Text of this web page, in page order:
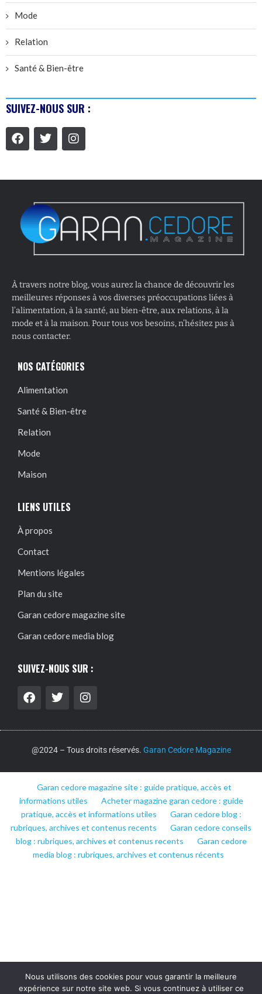
Mode
Relation
Santé & Bien-être
SUIVEZ-NOUS SUR :
À travers notre blog, vous aurez la chance de découvrir les
meilleures réponses à vos diverses préoccupations liées à
l’alimentation, à la santé, au bien-être, aux relations, à la
mode et à la maison. Pour tous vos besoins, n’hésitez pas à
nous contacter.
NOS CATÉGORIES
Alimentation
Santé & Bien-être
Relation
Mode
Maison
LIENS UTILES
À propos
Contact
Mentions légales
Plan du site
Garan cedore magazine site
Garan cedore media blog
SUIVEZ-NOUS SUR :
@2024 – Tous droits réservés. Garan Cedore Magazine
Garan cedore magazine site : guide pratique, accès et
informations utiles
Acheter magazine garan cedore : guide
pratique, accès et informations utiles
Garan cedore blog :
rubriques, archives et contenus recents
Garan cedore conseils
blog : rubriques, archives et contenus recents
Garan cedore
media blog : rubriques, archives et contenus récents
Nous utilisons des cookies pour vous garantir la meilleure
expérience sur notre site web. Si vous continuez à utiliser ce